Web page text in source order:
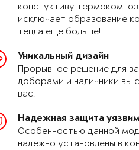
констуктиву
исключает образование
тепла еще больше!
Уникальный дизайн
Прорывное решение для
доборами и наличники вы
вас!
Надежная защита
Особенностью данной
надежно установлены в